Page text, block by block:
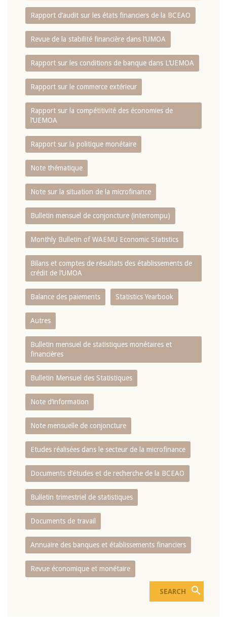
Rapport d‘audit sur les états financiers de la BCEAO
Revue de la stabilité financière dans l‘UMOA
Rapport sur les conditions de banque dans L‘UEMOA
Rapport sur le commerce extérieur
Rapport sur la compétitivité des économies de
l‘UEMOA
Rapport sur la politique monétaire
Note thématique
Note sur la situation de la microfinance
Bulletin mensuel de conjoncture (interrompu)
Monthly Bulletin of WAEMU Economic Statistics
Bilans et comptes de résultats des établissements de
crédit de l‘UMOA
Balance des paiements Statistics Yearbook
Autres
Bulletin mensuel de statistiques monétaires et
financières
Bulletin Mensuel des Statistiques
Note d’information
Note mensuelle de conjoncture
Etudes réalisées dans le secteur de la microfinance
Documents d’études et de recherche de la BCEAO
Bulletin trimestriel de statistiques
Documents de travail
Annuaire des banques et établissements financiers
Revue économique et monétaire